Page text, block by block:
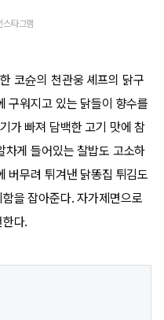
타그램
코슌의 천관웅 셰프의 닭구
구워지고 있는 닭들이 향수를
가 빠져 담백한 고기 맛에 참
차게 들어있는 찰밥도 고소하
버무려 튀겨낸 닭똥집 튀김도
을 잡아준다. 자가제면으로
다.